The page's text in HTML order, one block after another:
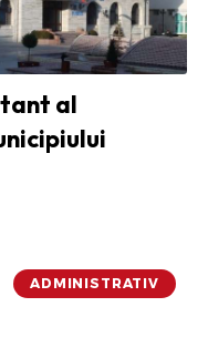
al
ADMINISTRATIV